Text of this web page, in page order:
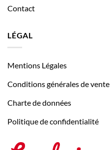
Contact
LÉGAL
Mentions Légales
Conditions générales de vente
Charte de données
Politique de confidentialité